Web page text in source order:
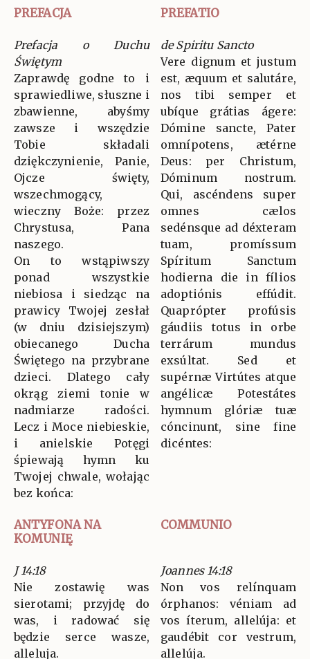
PREFACJA PREFATIO
Prefacja o Duchu
Świętym
Zaprawdę godne to i
sprawiedliwe, słuszne i
zbawienne, abyśmy
zawsze i wszędzie
Tobie składali
dziękczynienie, Panie,
Ojcze święty,
wszechmogący,
wieczny Boże: przez
Chrystusa, Pana
naszego.
On to wstąpiwszy
ponad wszystkie
niebiosa i siedząc na
prawicy Twojej zesłał
(w dniu dzisiejszym)
obiecanego Ducha
Świętego na przybrane
dzieci. Dlatego cały
okrąg ziemi tonie w
nadmiarze radości.
Lecz i Moce niebieskie,
i anielskie Potęgi
śpiewają hymn ku
Twojej chwale, wołając
bez końca:
de Spiritu Sancto
Vere dignum et justum
est, æquum et salutáre,
nos tibi semper et
ubíque grátias ágere:
Dómine sancte, Pater
omnípotens, ætérne
Deus: per Christum,
Dóminum nostrum.
Qui, ascéndens super
omnes cælos
sedénsque ad déxteram
tuam, promíssum
Spíritum Sanctum
hodierna die in fílios
adoptiónis effúdit.
Quaprópter profúsis
gáudiis totus in orbe
terrárum mundus
exsúltat. Sed et
supérnæ Virtútes atque
angélicæ Potestátes
hymnum glóriæ tuæ
cóncinunt, sine fine
dicéntes:
ANTYFONA NA
KOMUNIĘ
COMMUNIO
J 14:18
Nie zostawię was
sierotami; przyjdę do
was, i radować się
będzie serce wasze,
alleluja.
Joannes 14:18
Non vos relínquam
órphanos: véniam ad
vos íterum, allelúja: et
gaudébit cor vestrum,
allelúja.